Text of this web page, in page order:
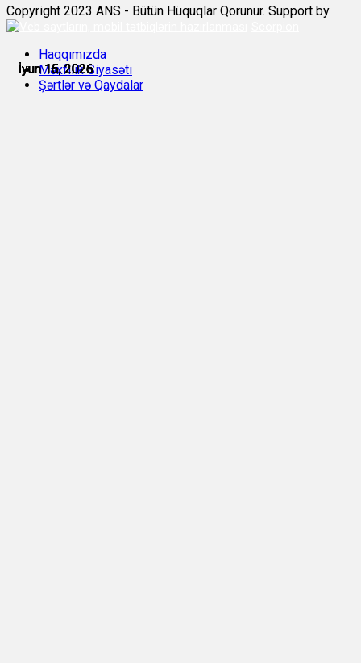
İyun 15, 2026
İyun 15, 2026
İyun 15, 2026
İyun 15, 2026
İyun 16, 2026
İyun 16, 2026
Copyright 2023 ANS - Bütün Hüquqlar Qorunur. Support by
Haqqımızda
Məxfilik Siyasəti
Şərtlər və Qaydalar